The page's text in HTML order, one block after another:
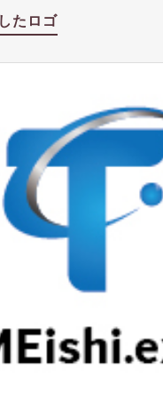
・画像入り名刺）
たロゴ